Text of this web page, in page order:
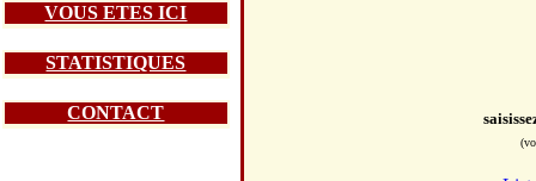
VOUS ETES ICI
STATISTIQUES
CONTACT